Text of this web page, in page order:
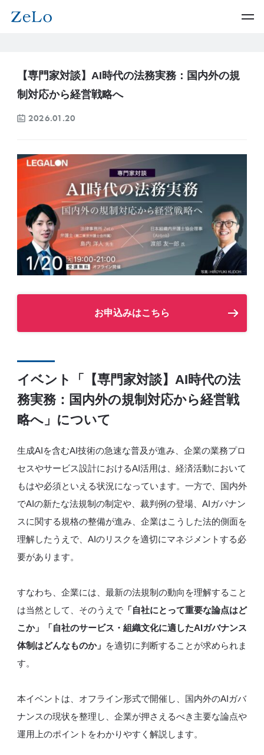
【専門家対談】AI時代の法務実務：国内外の規
制対応から経営戦略へ
2026.01.20
お申込みはこちら
イベント「【専門家対談】AI時代の法
務実務：国内外の規制対応から経営戦
略へ」について
生成AIを含むAI技術の急速な普及が進み、企業の業務プロ
セスやサービス設計におけるAI活用は、経済活動において
もはや必須といえる状況になっています。一方で、国内外
でAIの新たな法規制の制定や、裁判例の登場、AIガバナン
スに関する規格の整備が進み、企業はこうした法的側面を
理解したうえで、AIのリスクを適切にマネジメントする必
要があります。
すなわち、企業には、最新の法規制の動向を理解すること
は当然として、そのうえで「自社にとって重要な論点はど
こか」「自社のサービス・組織文化に適したAIガバナンス
体制はどんなものか」 を適切に判断することが求められま
す。
本イベントは、オフライン形式で開催し、国内外のAIガバ
ナンスの現状を整理し、企業が押さえるべき主要な論点や
運用上のポイントをわかりやすく解説します。